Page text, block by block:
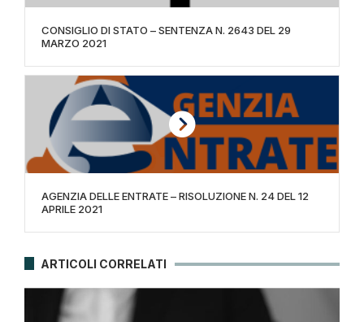
CONSIGLIO DI STATO – SENTENZA N. 2643 DEL 29
MARZO 2021
AGENZIA DELLE ENTRATE – RISOLUZIONE N. 24 DEL 12
APRILE 2021
ARTICOLI CORRELATI